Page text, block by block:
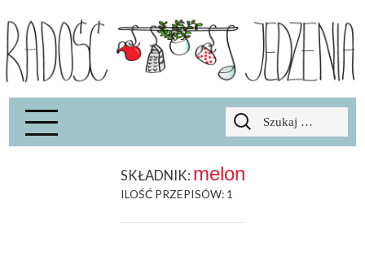
Radość Jedzenia – blog kulinarny
Szukaj:
SKŁADNIK: melon
ILOŚĆ PRZEPISÓW: 1